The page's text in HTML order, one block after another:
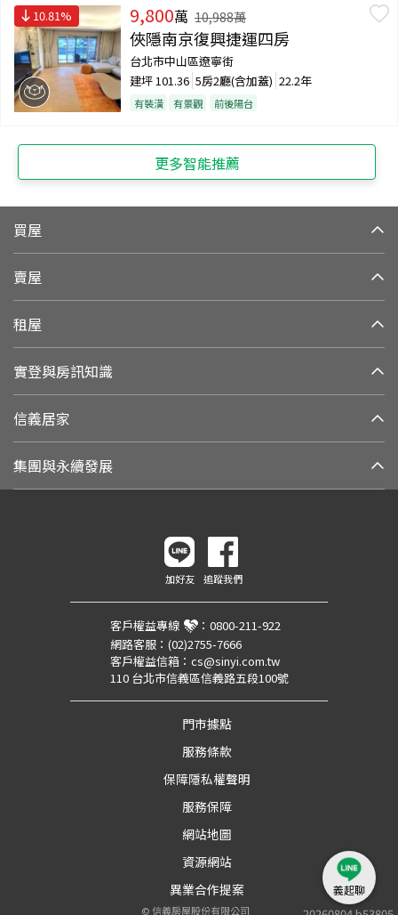
10.81% 9,800萬 10,988萬
俠隱南京復興捷運四房
台北市中山區遼寧街
建坪 101.36 5房2廳(含加蓋) 22.2年
有裝潢 有景觀 前後陽台
更多智能推薦
買屋
賣屋
租屋
實登與房訊知識
信義居家
集團與永續發展
加好友 追蹤我們
客戶權益專線 ： 0800-211-922
網路客服： (02)2755-7666
客戶權益信箱： cs@sinyi.com.tw
110 台北市信義區信義路五段100號
門市據點
服務條款
保障隱私權聲明
服務保障
網站地圖
資源網站
異業合作提案
©信義房屋股份有限公司
義起聊